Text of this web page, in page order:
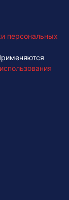
персональных